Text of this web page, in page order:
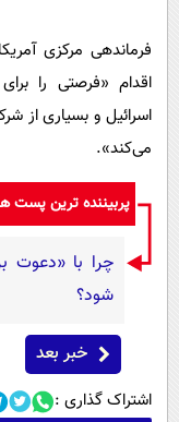
فرماندهی مرکزی
اقدام «فرصتی را
اسرائیل و بسیاری از
می‌کند».
پربیننده ترین
چرا با «دعوت
شود؟
خبر بعد
اشتراک گذاری :